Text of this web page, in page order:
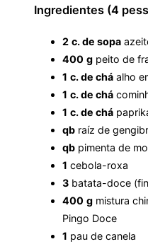
Ingredientes (4
2 c. de sopa
400 g peito de
1 c. de chá alho
1 c. de chá
1 c. de chá
qb raíz de
qb pimenta de
1 cebola-roxa
3 batata-doce
400 g mistura
Pingo Doce
1 pau de canela